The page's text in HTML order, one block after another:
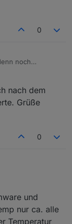
0
noch
und Host
nach dem
Grüße
0
nunmehr sehr
Wert auftaucht.
und
nur ca. alle
Temperatur